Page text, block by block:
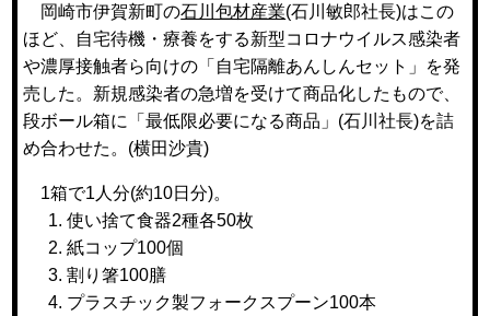
岡崎市伊賀新町の石川包材産業(石川敏郎社長)はこの
ほど、自宅待機・療養をする新型コロナウイルス感染者
や濃厚接触者ら向けの「自宅隔離あんしんセット」を発
売した。新規感染者の急増を受けて商品化したもので、
段ボール箱に「最低限必要になる商品」(石川社長)を詰
め合わせた。(横田沙貴)
1箱で1人分(約10日分)。
使い捨て食器2種各50枚
紙コップ100個
割り箸100膳
プラスチック製フォークスプーン100本